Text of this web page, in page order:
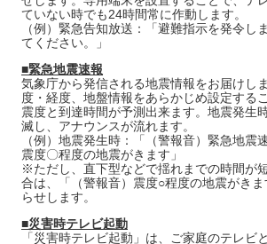
ていない時でも24時間常に作動します。
（例）緊急告知放送：「避難指示を発令し
てください。」
■緊急地震速報
気象庁から発信される地震情報をお届けし
度・経度、地盤情報をあらかじめ設定する
震度と到達時間が予測出来ます。地震発生
滅し、アナウンスが流れます。
（例）地震発生時：「（警報音）緊急地震
震度〇程度の地震がきます」
※ただし、直下型などで揺れまでの時間が
合は、「（警報音）震度○程度の地震がき
らせします。
■災害時テレビ起動
「災害時テレビ起動」は、ご家庭のテレビ